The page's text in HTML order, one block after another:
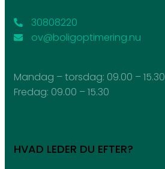
30808220
ov@boligoptimering.nu
Mandag – torsdag: ​09.00 – 15.30
Fredag: ​09.00 – 15.30
HVAD LEDER DU EFTER?